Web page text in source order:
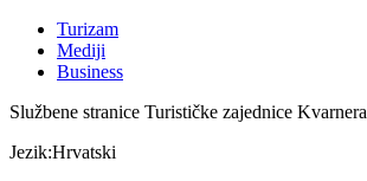
Turizam
Mediji
Business
Službene stranice Turističke zajednice Kvarnera
Jezik:Hrvatski